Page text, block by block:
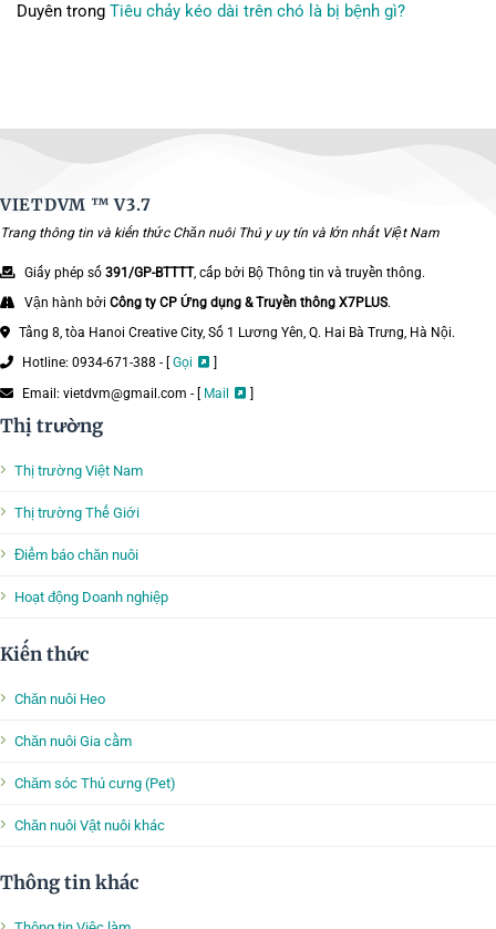
Duyên trong Tiêu chảy kéo dài trên chó là bị bệnh gì?
VIETDVM ™V3.7
Trang thông tin và kiến thức Chăn nuôi Thú y uy tín và lớn nhất Việt Nam
Giấy phép số 391/GP-BTTTT, cấp bởi Bộ Thông tin và truyền thông.
Vận hành bởi Công ty CP Ứng dụng & Truyền thông X7PLUS.
Tầng 8, tòa Hanoi Creative City, Số 1 Lương Yên, Q. Hai Bà Trưng, Hà Nội.
Hotline: 0934-671-388 - [ Gọi
Email: vietdvm@gmail.com - [ Mail ]
Thị trường
Thị trường Việt Nam
Thị trường Thế Giới
Điểm báo chăn nuôi
Hoạt động Doanh nghiệp
Kiến thức
Chăn nuôi Heo
Chăn nuôi Gia cầm
Chăm sóc Thú cưng (Pet)
Chăn nuôi Vật nuôi khác
Thông tin khác